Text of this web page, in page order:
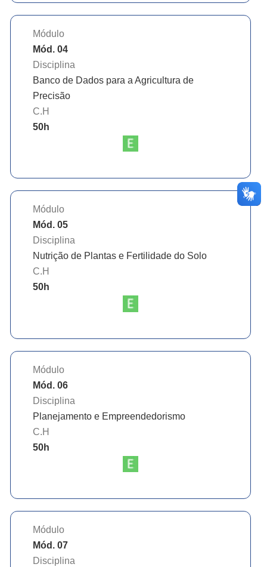
Módulo
Mód. 04
Disciplina
Banco de Dados para a Agricultura de
Precisão
C.H
50h
Módulo
Mód. 05
Disciplina
Nutrição de Plantas e Fertilidade do Solo
C.H
50h
Módulo
Mód. 06
Disciplina
Planejamento e Empreendedorismo
C.H
50h
Módulo
Mód. 07
Disciplina